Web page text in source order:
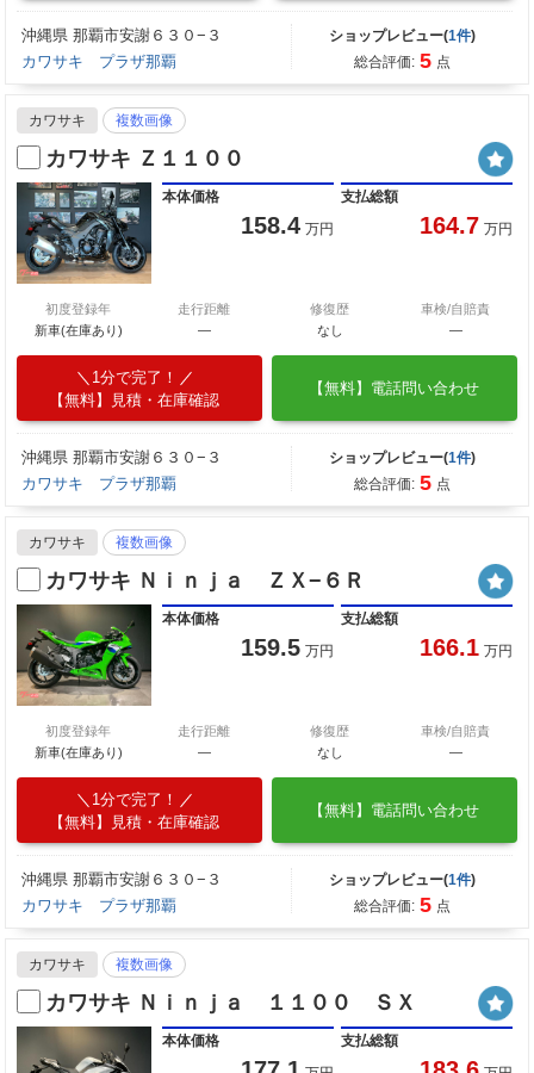
沖縄県 那覇市安謝６３０−３
カワサキ プラザ那覇
ショップレビュー(1件)
総合評価: 5 点
カワサキ 複数画像
カワサキ Ｚ１１００
本体価格
158.4 万円
支払総額
164.7 万円
初度登録年
新車(在庫あり)
走行距離
―
修復歴
なし
車検/自賠責
―
1分で完了！
【無料】見積・在庫確認
【無料】電話問い合わせ
沖縄県 那覇市安謝６３０−３
カワサキ プラザ那覇
ショップレビュー(1件)
総合評価: 5 点
カワサキ 複数画像
カワサキ Ｎｉｎｊａ ＺＸ−６Ｒ
本体価格
159.5 万円
支払総額
166.1 万円
初度登録年
新車(在庫あり)
走行距離
―
修復歴
なし
車検/自賠責
―
1分で完了！
【無料】見積・在庫確認
【無料】電話問い合わせ
沖縄県 那覇市安謝６３０−３
カワサキ プラザ那覇
ショップレビュー(1件)
総合評価: 5 点
カワサキ 複数画像
カワサキ Ｎｉｎｊａ １１００ ＳＸ
本体価格 支払総額